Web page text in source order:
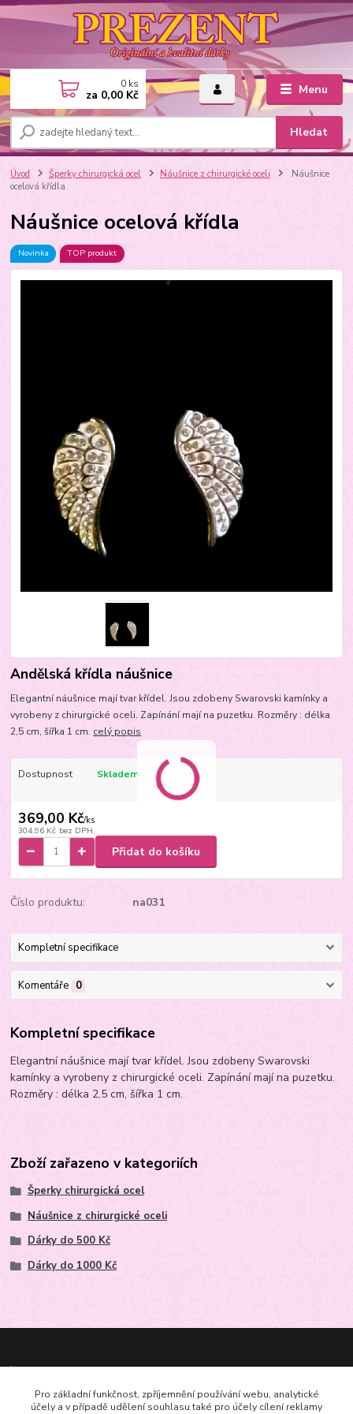
Menu
Hledat
0 ks
za 0,00 Kč
Úvod Šperky chirurgická ocel Náušnice z chirurgické oceli
Náušnice
ocelová křídla
Náušnice ocelová křídla
Novinka TOP produkt
Andělská křídla náušnice
Elegantní náušnice mají tvar křídel. Jsou zdobeny Swarovski kamínky a
vyrobeny z chirurgické oceli. Zapínání mají na puzetku. Rozměry : délka
2,5 cm, šířka 1 cm. celý popis
Dostupnost Skladem
369,00 Kč/ks
304,96 Kč bez DPH
Přidat do košíku
Číslo produktu: na031
Kompletní specifikace
Komentáře 0
Kompletní specifikace
Elegantní náušnice mají tvar křídel. Jsou zdobeny Swarovski
kamínky a vyrobeny z chirurgické oceli. Zapínání mají na puzetku.
Rozměry : délka 2,5 cm, šířka 1 cm.
Zboží zařazeno v kategoriích
Šperky chirurgická ocel
Náušnice z chirurgické oceli
Dárky do 500 Kč
Dárky do 1000 Kč
Pro základní funkčnost, zpříjemnění používání webu, analytické
účely a v případě udělení souhlasu také pro účely cílení reklamy